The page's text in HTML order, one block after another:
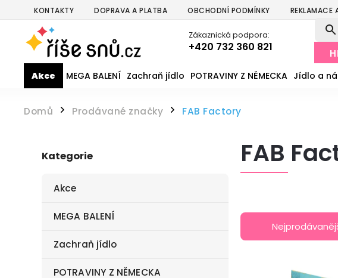
KONTAKTY DOPRAVA A PLATBA OBCHODNÍ PODMÍNKY REKLAMACE
Zákaznická podpora:
+420 732 360 821
Akce MEGA BALENÍ Zachraň jídlo POTRAVINY Z NĚMECKA Jídlo a
Domů / Prodávané značky / FAB Factory
Kategorie
Akce
MEGA BALENÍ
Zachraň jídlo
POTRAVINY Z NĚMECKA
FAB